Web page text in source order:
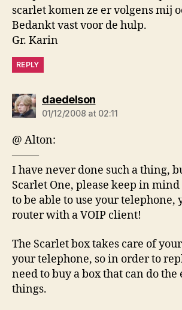
scarlet komen ze er volgens mij
Bedankt vast voor de hulp.
Gr. Karin
REPLY
daedelsonsays:
01/12/2008 at 02:11
@ Alton:
——–
I have never done such a thing,
Scarlet One, please keep in
to be able to use your telephone,
router with a VOIP client!
The Scarlet box takes care of
your telephone, so in order to
need to buy a box that can do the
things.